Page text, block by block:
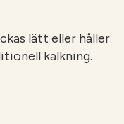
lätt eller håller
kalkning.